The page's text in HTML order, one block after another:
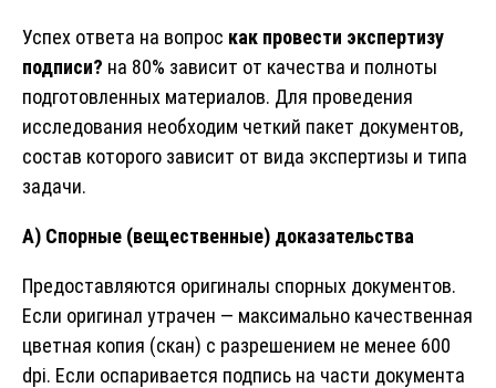
Успех ответа на вопрос как провести экспертизу
подписи? на 80% зависит от качества и полноты
подготовленных материалов. Для проведения
исследования необходим четкий пакет документов,
состав которого зависит от вида экспертизы и типа
задачи.
А) Спорные (вещественные) доказательства
Предоставляются оригиналы спорных документов.
Если оригинал утрачен — максимально качественная
цветная копия (скан) с разрешением не менее 600
dpi. Если оспаривается подпись на части документа